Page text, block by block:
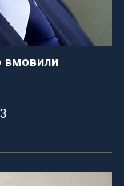
вмовили